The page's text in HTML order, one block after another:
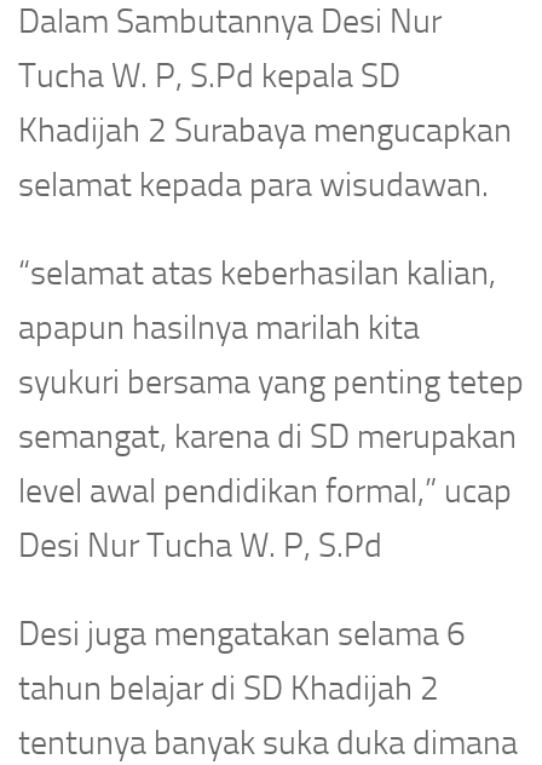
Dalam Sambutannya Desi Nur
Tucha W. P, S.Pd kepala SD
Khadijah 2 Surabaya mengucapkan
selamat kepada para wisudawan.
“selamat atas keberhasilan kalian,
apapun hasilnya marilah kita
syukuri bersama yang penting tetep
semangat, karena di SD merupakan
level awal pendidikan formal,” ucap
Desi Nur Tucha W. P, S.Pd
Desi juga mengatakan selama 6
tahun belajar di SD Khadijah 2
tentunya banyak suka duka dimana